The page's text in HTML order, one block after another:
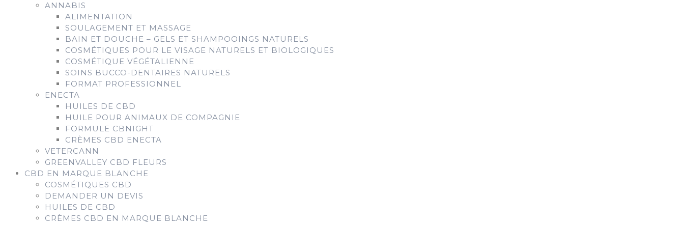
ANNABIS
ALIMENTATION
SOULAGEMENT ET MASSAGE
BAIN ET DOUCHE – GELS ET SHAMPOOINGS NATURELS
COSMÉTIQUES POUR LE VISAGE NATURELS ET BIOLOGIQUES
COSMÉTIQUE VÉGÉTALIENNE
SOINS BUCCO-DENTAIRES NATURELS
FORMAT PROFESSIONNEL
ENECTA
HUILES DE CBD
HUILE POUR ANIMAUX DE COMPAGNIE
FORMULE CBNIGHT
CRÈMES CBD ENECTA
VETERCANN
GREENVALLEY CBD FLEURS
CBD EN MARQUE BLANCHE
COSMÉTIQUES CBD
DEMANDER UN DEVIS
HUILES DE CBD
CRÈMES CBD EN MARQUE BLANCHE